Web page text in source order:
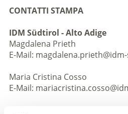
CONTATTI STAMPA
IDM Südtirol - Alto Adige
Magdalena Prieth
E-Mail:
Maria Cristina Cosso
E-Mail: